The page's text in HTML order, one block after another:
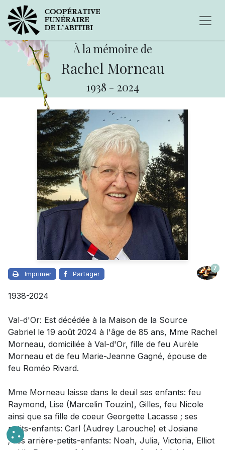
À la mémoire de
Rachel Morneau
1938 - 2024
Imprimer Partager
7
1938-2024
Val-d'Or: Est décédée à la Maison de la Source
Gabriel le 19 août 2024 à l'âge de 85 ans, Mme Rachel
Morneau, domiciliée à Val-d'Or, fille de feu Aurèle
Morneau et de feu Marie-Jeanne Gagné, épouse de
feu Roméo Rivard.
Mme Morneau laisse dans le deuil ses enfants: feu
Raymond, Lise (Marcelin Touzin), Gilles, feu Nicole
ainsi que sa fille de coeur Georgette Lacasse ; ses
petits-enfants: Carl (Audrey Larouche) et Josiane
; ses arrière-petits-enfants: Noah, Julia, Victoria, Elliot